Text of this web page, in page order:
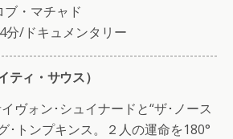
・マチャド
/ドキュメンタリー
ティ・サウス）
ヴォン･シュイナードと“ザ･ノース
･トンプキンス。２人の運命を180°